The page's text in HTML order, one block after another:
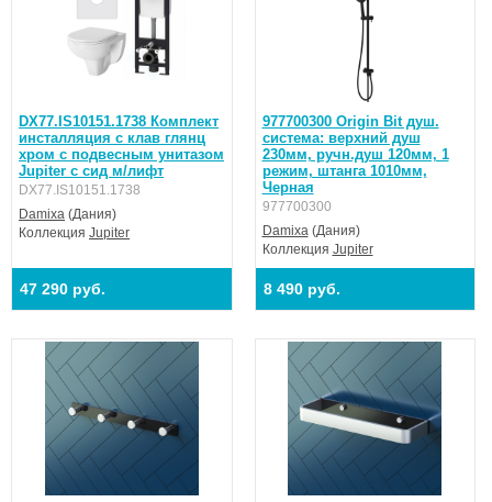
DX77.IS10151.1738 Комплект
инсталляция с клав глянц
хром с подвесным унитазом
Jupiter с сид м/лифт
DX77.IS10151.1738
Damixa (Дания)
Коллекция Jupiter
47 290 руб.
977700300 Origin Bit душ.
система: верхний душ
230мм, ручн.душ 120мм, 1
режим, штанга 1010мм,
Черная
977700300
Damixa(Дания)
Коллекция Jupiter
8 490 руб.